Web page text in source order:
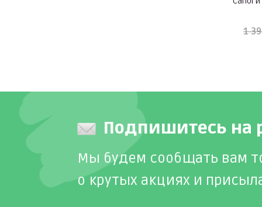
1
Подпишитесь на
Мы будем сообщать вам
о крутых акциях и